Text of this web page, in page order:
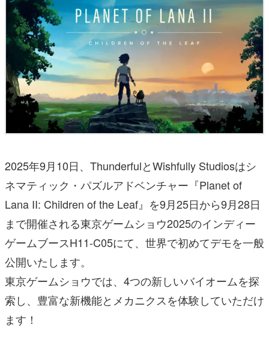
2025年9月10日、ThunderfulとWishfully Studiosはシ
ネマティック・パズルアドベンチャー『Planet of
Lana II: Children of the Leaf』を9月25日から9月28日
まで開催される東京ゲームショウ2025のインディー
ゲームブースH11-C05にて、世界で初めてデモを一般
公開いたします。
東京ゲームショウでは、4つの新しいバイオームを探
索し、豊富な新機能とメカニクスを体験していただけ
ます！